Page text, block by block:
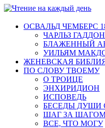
ОСВАЛЬД ЧЕМБЕРС
ЧАРЛЬЗ ГАДДОН
БЛАЖЕННЫЙ
УИЛЬЯМ
ЖЕНЕВСКАЯ
ПО СЛОВУ ТВОЕМУ
О ТРОИЦЕ
ЭНХИРИДИОН
ИСПОВЕДЬ
БЕСЕДЫ ДУШИ
ШАГ ЗА
ВСЕ, ЧТО МОГУ